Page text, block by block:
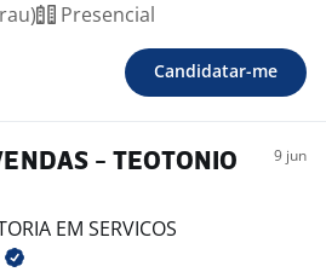
Presencial
Candidatar-me
- TEOTONIO
9 jun
EM SERVICOS